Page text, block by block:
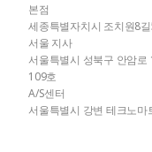
본점
세종특별자치시 조치원8
서울 지사
서울특별시 성북구 안암
109호
A/S센터
서울특별시 강변 테크노